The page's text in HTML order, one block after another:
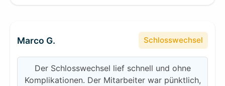
Marco G. Schlosswechsel
Der Schlosswechsel lief schnell und ohne
Komplikationen. Der Mitarbeiter war pünktlich,